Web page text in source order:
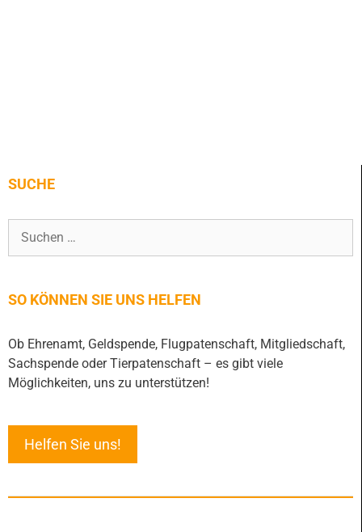
SUCHE
SO KÖNNEN SIE UNS HELFEN
Ob Ehrenamt, Geldspende, Flugpatenschaft, Mitgliedschaft,
Sachspende oder Tierpatenschaft – es gibt viele
Möglichkeiten, uns zu unterstützen!
Helfen Sie uns!